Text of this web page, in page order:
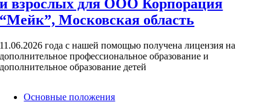
и взрослых для ООО Корпорация
“Мейк”, Московская область
11.06.2026 года с нашей помощью получена лицензия на
дополнительное профессиональное образование и
дополнительное образование детей
Основные положения